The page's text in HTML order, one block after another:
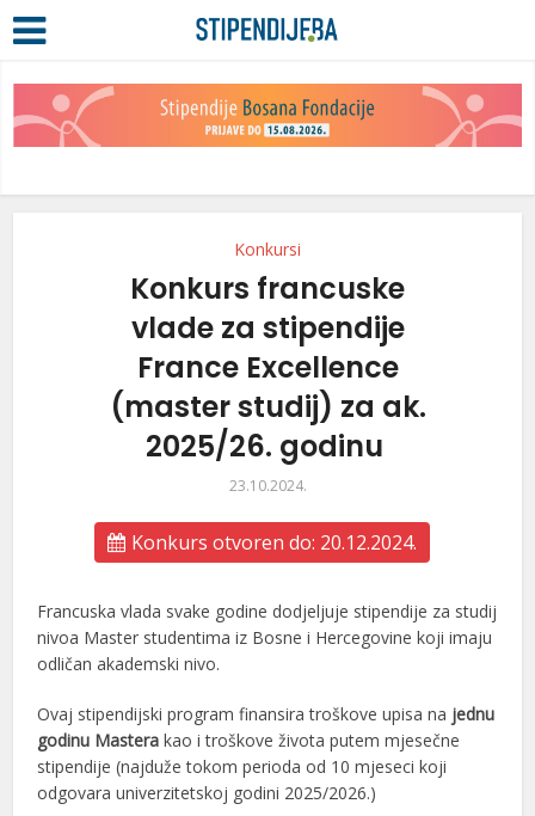
Konkursi
Konkurs francuske
vlade za stipendije
France Excellence
(master studij) za ak.
2025/26. godinu
23.10.2024.
Konkurs otvoren do: 20.12.2024.
Francuska vlada svake godine dodjeljuje stipendije za studij
nivoa Master studentima iz Bosne i Hercegovine koji imaju
odličan akademski nivo.
Ovaj stipendijski program finansira troškove upisa na jednu
godinu Masterakao i troškove života putem mjesečne
stipendije (najduže tokom perioda od 10 mjeseci koji
odgovara univerzitetskoj godini 2025/2026.)